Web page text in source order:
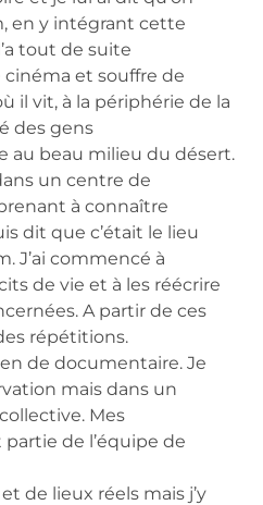
en y intégrant cette
tout de suite
cinéma et souffre de
il vit, à la périphérie de la
des gens
au beau milieu du désert.
un centre de
à connaître
dit que c’était le lieu
J’ai commencé à
de vie et à les réécrire
A partir de ces
répétitions.
de documentaire. Je
mais dans un
Mes
de l’équipe de
de lieux réels mais j’y